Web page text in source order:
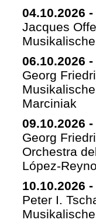
04.10.2026 -
Jacques
06.10.2026 -
Georg
Marciniak
09.10.2026 -
Georg
Orchestra
López-
10.10.2026 -
Peter I.